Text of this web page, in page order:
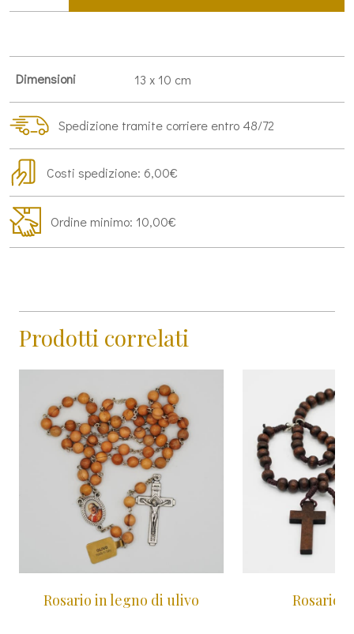
Dimensioni 13 x 10 cm
Spedizione tramite corriere entro 48/72
Costi spedizione: 6,00€
Ordine minimo: 10,00€
Prodotti correlati
Rosario in legno di ulivo Rosario